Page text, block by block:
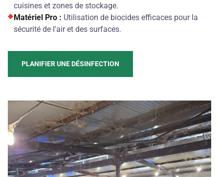
cuisines et zones de stockage.
Matériel Pro : Utilisation de biocides efficaces pour la
sécurité de l'air et des surfaces.
PLANIFIER UNE DÉSINFECTION